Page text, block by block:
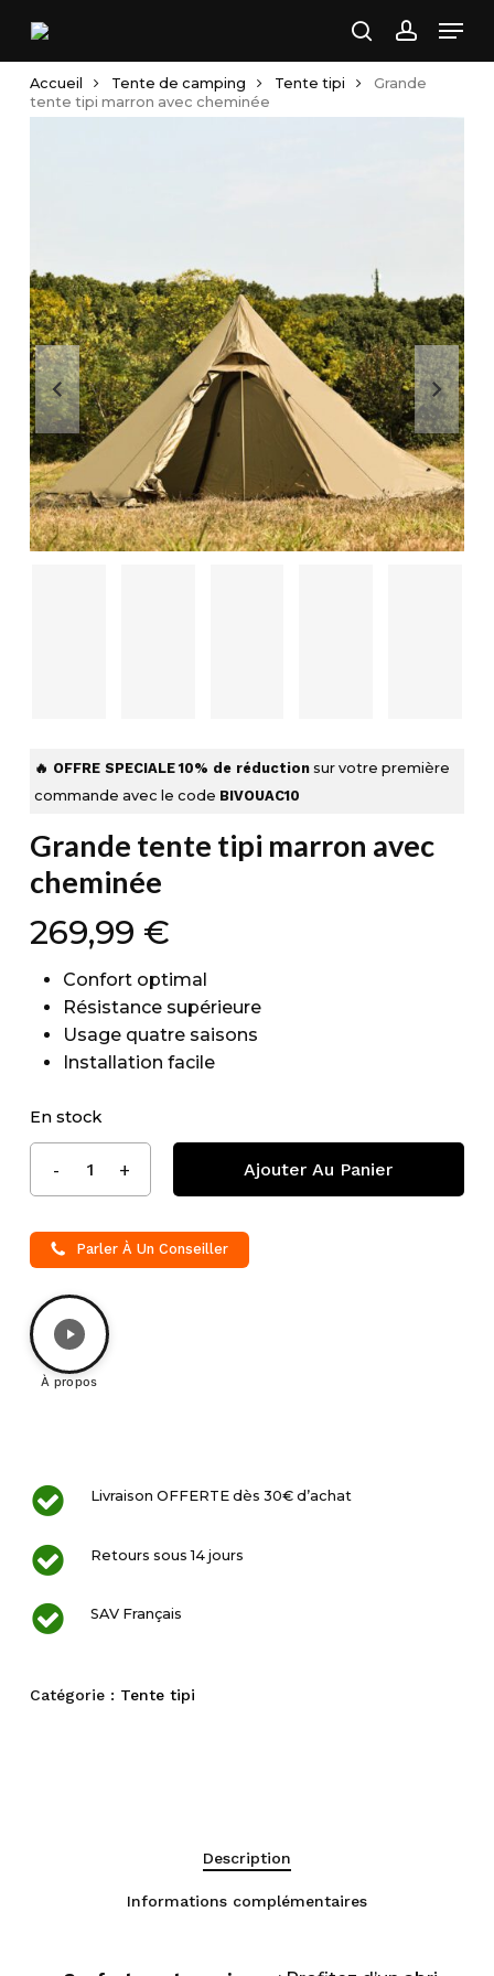
main
content
search
Accueil Tente de camping Tente tipi
Grande
tente tipi marron avec cheminée
🔥 OFFRE SPECIALE 10% de réduction sur votre première
commande avec le code BIVOUAC10
Grande tente tipi marron avec
cheminée
269,99 €
Confort optimal
Résistance supérieure
Usage quatre saisons
Installation facile
En stock
Ajouter Au Panier
Parler À Un Conseiller
À propos
Livraison OFFERTE dès 30€ d’achat
Retours sous 14 jours
SAV Français
Catégorie : Tente tipi
Description
Informations complémentaires